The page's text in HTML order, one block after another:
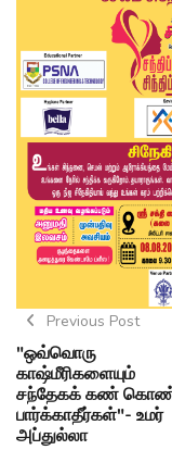
Previous Post
"ஒவ்வொரு
காஷ்மீரிகளையும்
சந்தேகக் கண்
பார்க்காதீர்கள்"- உமர்
அப்துல்லா